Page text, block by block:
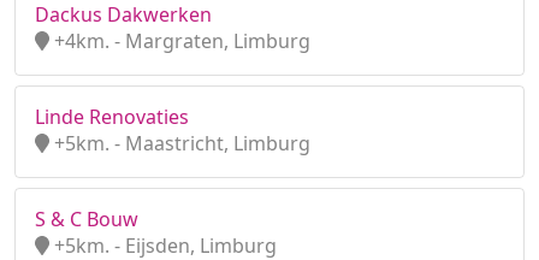
Dackus Dakwerken
+4km. - Margraten, Limburg
Linde Renovaties
+5km. - Maastricht, Limburg
S & C Bouw
+5km. - Eijsden, Limburg